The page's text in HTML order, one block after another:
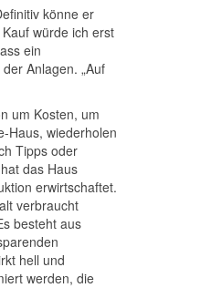
könne er
würde ich erst
ein
Anlagen. „Auf
um Kosten, um
Haus, wiederholen
Tipps oder
das Haus
erwirtschaftet.
verbraucht
besteht aus
hell und
werden, die